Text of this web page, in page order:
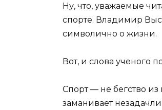
Ну, что, уважаемые
спорте. Владимир
символично о жизни.
Вот, и слова ученого
Спорт — не бегство из
заманивает